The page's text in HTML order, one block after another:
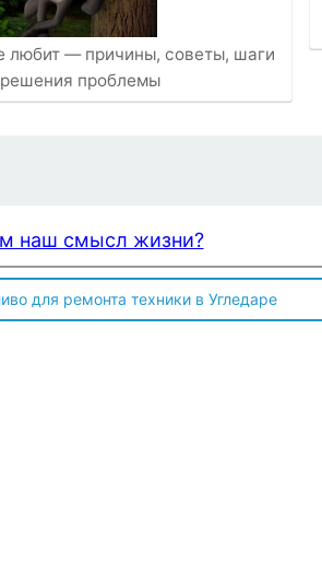
любит — причины, советы, шаги
решения проблемы
наш смысл жизни?
для ремонта техники в Угледаре